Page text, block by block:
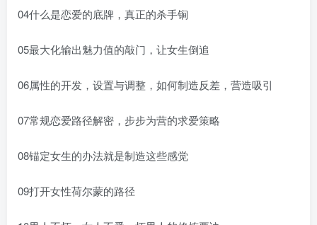
04什么是恋爱的底牌，真正的杀手锏
05最大化输出魅力值的敲门，让女生倒追
06属性的开发，设置与调整，如何制造反差，营造吸引
07常规恋爱路径解密，步步为营的求爱策略
08锚定女生的办法就是制造这些感觉
09打开女性荷尔蒙的路径